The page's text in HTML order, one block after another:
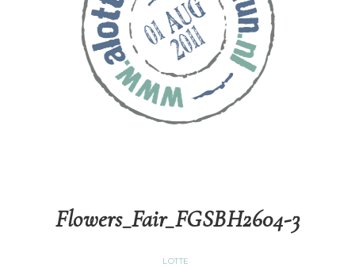
Flowers_Fair_FGSBH2604-3
LOTTE